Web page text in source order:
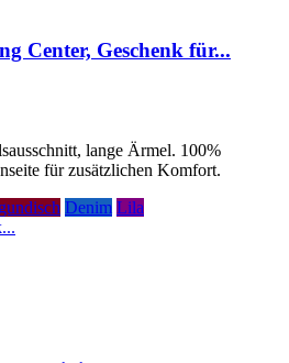
Center, Geschenk für...
lange Ärmel. 100%
für zusätzlichen Komfort.
Denim Lila